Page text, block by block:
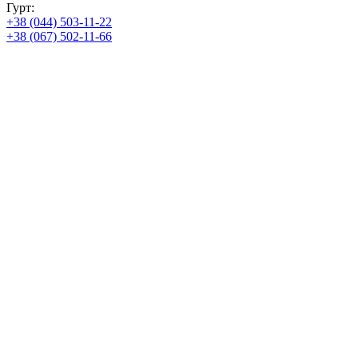
Гурт:
+38 (044) 503-11-22
+38 (067) 502-11-66